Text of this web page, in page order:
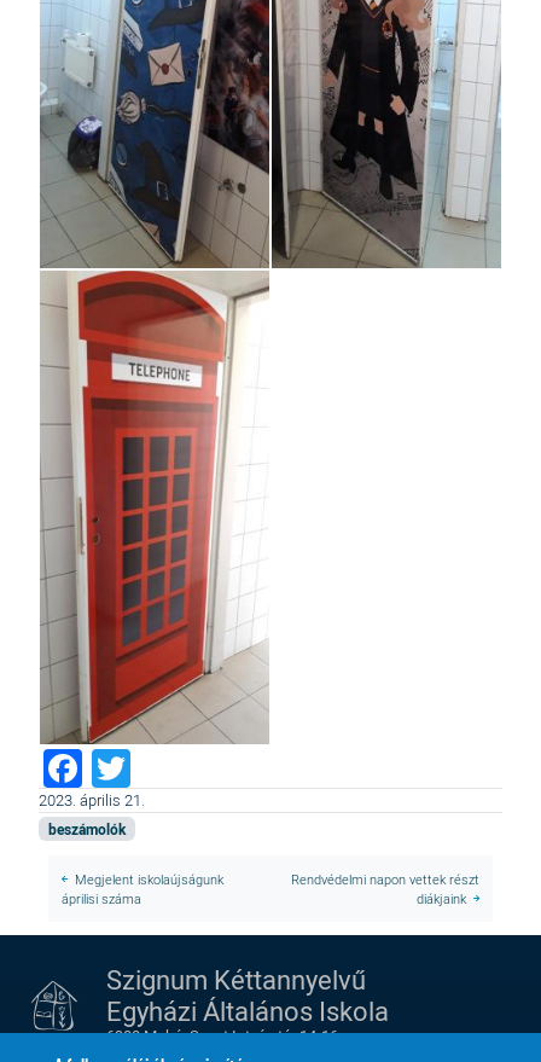
Facebook
2023. április 21.
beszámolók
Megjelent iskolaújságunk
áprilisi száma
Rendvédelmi napon vettek részt
diákjaink
Szignum Kéttannyelvű
Egyházi Általános Iskola
6900 Makó, Szent István tér 14-16.
tel.:+36 62 213 052